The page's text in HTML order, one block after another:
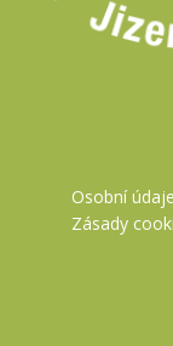
Osobní údaje
Zásady